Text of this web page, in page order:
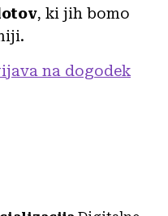
, ki jih bomo
na dogodek